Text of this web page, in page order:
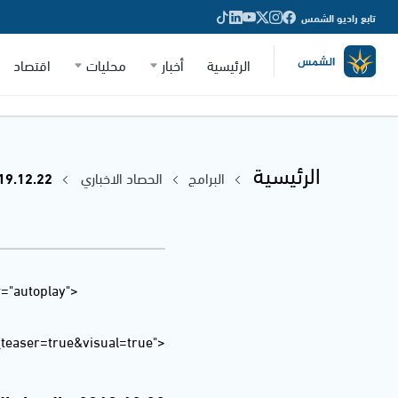
تابع راديو الشمس
الرئيسية أخبار محليات اقتصاد
الرئيسية البرامج الحصاد الاخباري 2019.12.22 - الحصاد